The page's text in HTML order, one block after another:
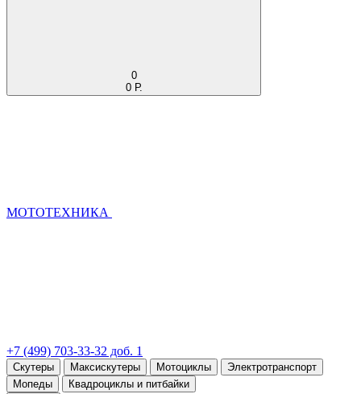
0
0 Р.
МОТОТЕХНИКА
+7 (499) 703-33-32 доб. 1
Скутеры Максискутеры Мотоциклы
Электротранспорт
Мопеды
Квадроциклы и питбайки